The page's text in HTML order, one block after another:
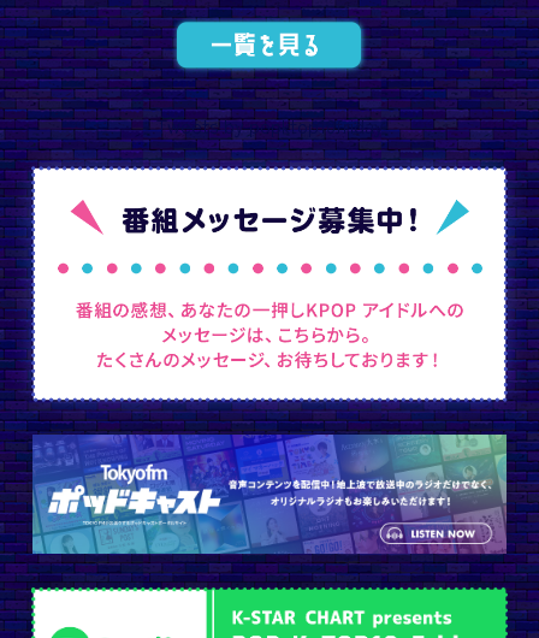
Tweets by popktop10friday